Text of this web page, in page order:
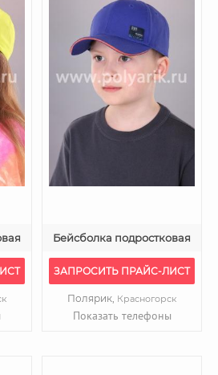
Бейсболка подростковая
ЗАПРОСИТЬ ПРАЙС-ЛИСТ
Полярик, Красногорск
Показать телефоны